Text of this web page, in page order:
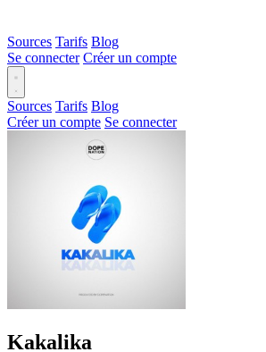
Sources Tarifs Blog
Se connecter Créer un compte
Sources Tarifs Blog
Créer un compte Se connecter
Kakalika